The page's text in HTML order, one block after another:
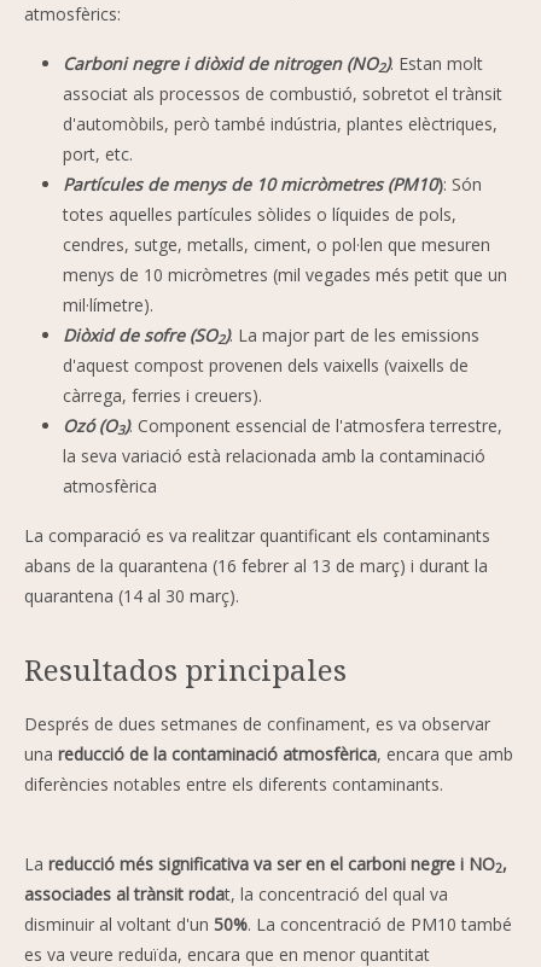
atmosfèrics:
Carboni negre i diòxid de nitrogen (NO2). Estan molt
associat als processos de combustió, sobretot el trànsit
d'automòbils, però també indústria, plantes elèctriques,
port, etc.
Partícules de menys de 10 micròmetres (PM10): Són
totes aquelles partícules sòlides o líquides de pols,
cendres, sutge, metalls, ciment, o pol·len que mesuren
menys de 10 micròmetres (mil vegades més petit que un
mil·límetre).
Diòxid de sofre (SO2). La major part de les emissions
d'aquest compost provenen dels vaixells (vaixells de
càrrega, ferries i creuers).
Ozó (O3). Component essencial de l'atmosfera terrestre,
la seva variació està relacionada amb la contaminació
atmosfèrica
La comparació es va realitzar quantificant els contaminants
abans de la quarantena (16 febrer al 13 de març) i durant la
quarantena (14 al 30 març).
Resultados principales
Després de dues setmanes de confinament, es va observar
una reducció de la contaminació atmosfèrica, encara que amb
diferències notables entre els diferents contaminants.
La reducció més significativa va ser en el carboni negre i NO2,
associades al trànsit rodat, la concentració del qual va
disminuir al voltant d'un 50%. La concentració de PM10 també
es va veure reduïda, encara que en menor quantitat